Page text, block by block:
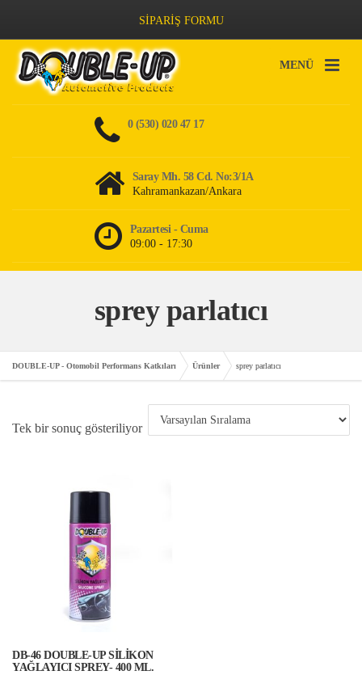
SİPARİŞ FORMU
MENÜ
0 (530) 020 47 17
Saray Mh. 58 Cd. No:3/1A
Kahramankazan/Ankara
Pazartesi - Cuma
09:00 - 17:30
sprey parlatıcı
DOUBLE-UP - Otomobil Performans Katkıları Ürünler sprey parlatıcı
Tek bir sonuç gösteriliyor
DB-46 DOUBLE-UP SİLİKON
YAĞLAYICI SPREY- 400 ML.